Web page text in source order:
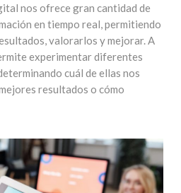
nos ofrece gran cantidad de
en tiempo real, permitiendo
valorarlos y mejorar. A
experimentar diferentes
cuál de ellas nos
resultados o cómo